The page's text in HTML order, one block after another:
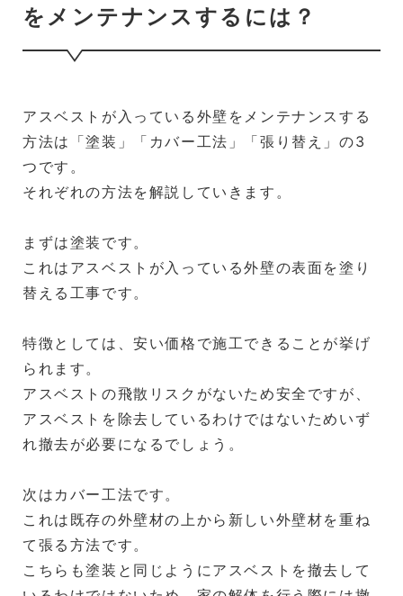
をメンテナンスするには？
アスベストが入っている外壁をメンテナンスする
方法は「塗装」「カバー工法」「張り替え」の3
つです。
それぞれの方法を解説していきます。
まずは塗装です。
これはアスベストが入っている外壁の表面を塗り
替える工事です。
特徴としては、安い価格で施工できることが挙げ
られます。
アスベストの飛散リスクがないため安全ですが、
アスベストを除去しているわけではないためいず
れ撤去が必要になるでしょう。
次はカバー工法です。
これは既存の外壁材の上から新しい外壁材を重ね
て張る方法です。
こちらも塗装と同じようにアスベストを撤去して